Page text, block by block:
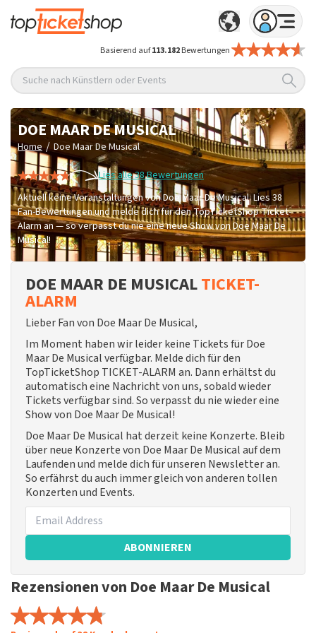
Basierend auf113.182Bewertungen
Suche nach Künstlern oder Events
DOE MAAR DE MUSICAL
Home / Doe Maar De Musical
Lies alle 38 Bewertungen
Aktuell keine Veranstaltungen von Doe Maar De Musical. Lies 38
Fan-Bewertungen und melde dich für den TopTicketShop Ticket-
Alarm an — so verpasst du nie eine neue Show von Doe Maar De
Musical!
DOE MAAR DE MUSICALTICKET-
ALARM
Lieber Fan von Doe Maar De Musical,
Im Moment haben wir leider keine Tickets für Doe
Maar De Musical verfügbar. Melde dich für den
TopTicketShop TICKET-ALARM an. Dann erhältst du
automatisch eine Nachricht von uns, sobald wieder
Tickets verfügbar sind. So verpasst du nie wieder eine
Show von Doe Maar De Musical!
Doe Maar De Musical hat derzeit keine Konzerte. Bleib
über neue Konzerte von Doe Maar De Musical auf dem
Laufenden und melde dich für unseren Newsletter an.
So erfährst du auch immer gleich von anderen tollen
Konzerten und Events.
ABONNIEREN
Rezensionen von Doe Maar De Musical